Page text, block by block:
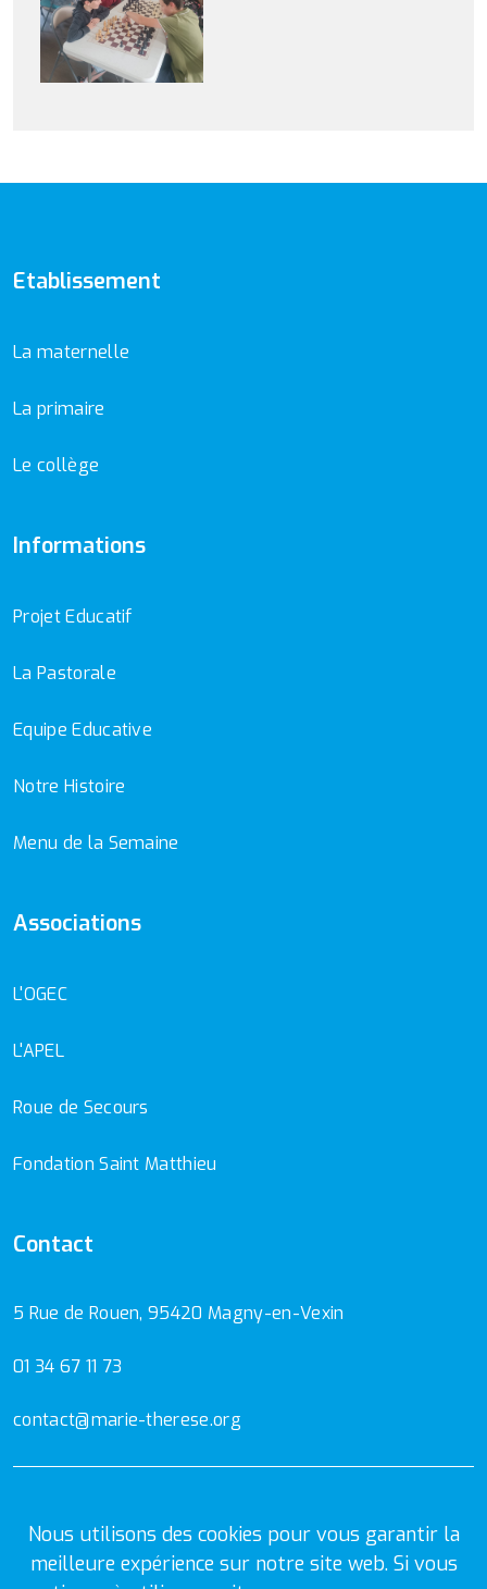
Nous utilisons des cookies pour vous garantir la
meilleure expérience sur notre site web. Si vous
Etablissement
La maternelle
La primaire
Le collège
Informations
Projet Educatif
La Pastorale
Equipe Educative
Notre Histoire
Menu de la Semaine
Associations
L'OGEC
L'APEL
Roue de Secours
Fondation Saint Matthieu
Contact
5 Rue de Rouen, 95420 Magny-en-Vexin
01 34 67 11 73
contact@marie-therese.org
Mentions Légales Politique de confidentialité